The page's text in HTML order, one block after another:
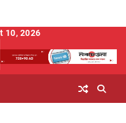
10, 2026